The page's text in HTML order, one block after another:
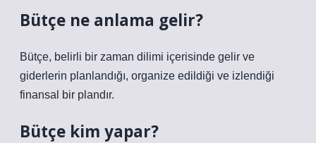
Bütçe ne anlama gelir?
Bütçe, belirli bir zaman dilimi içerisinde gelir ve
giderlerin planlandığı, organize edildiği ve izlendiği
finansal bir plandır.
Bütçe kim yapar?